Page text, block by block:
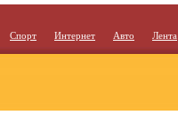
Спорт Интернет Авто Лента